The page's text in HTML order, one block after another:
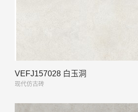
VEFJ157028 白玉洞
现代仿古砖